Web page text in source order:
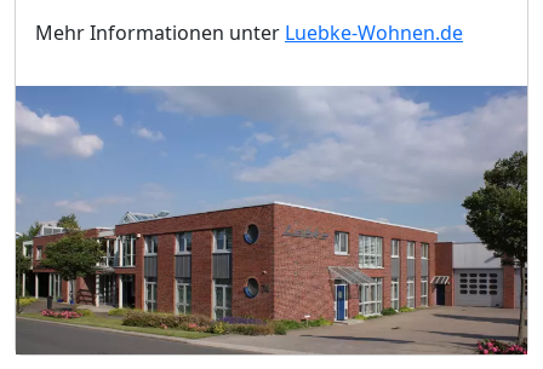
Mehr Informationen unter Luebke-Wohnen.de